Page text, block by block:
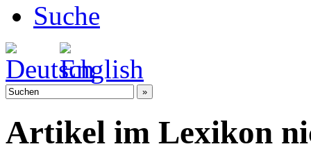
Suche
Artikel im Lexikon